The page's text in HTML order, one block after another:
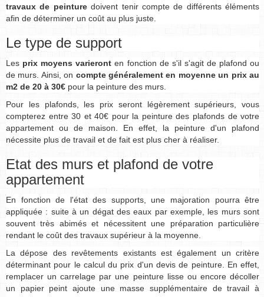
travaux de peinture doivent tenir compte de différents éléments
afin de déterminer un coût au plus juste.
Le type de support
Les prix moyens varieront en fonction de s'il s'agit de plafond ou
de murs. Ainsi, on compte généralement en moyenne un prix au
m2 de 20 à 30€ pour la peinture des murs.
Pour les plafonds, les prix seront légèrement supérieurs, vous
compterez entre 30 et 40€ pour la peinture des plafonds de votre
appartement ou de maison. En effet, la peinture d'un plafond
nécessite plus de travail et de fait est plus cher à réaliser.
Etat des murs et plafond de votre
appartement
En fonction de l'état des supports, une majoration pourra être
appliquée : suite à un dégat des eaux par exemple, les murs sont
souvent très abimés et nécessitent une préparation particulière
rendant le coût des travaux supérieur à la moyenne.
La dépose des revêtements existants est également un critère
déterminant pour le calcul du prix d'un devis de peinture. En effet,
remplacer un carrelage par une peinture lisse ou encore décoller
un papier peint ajoute une masse supplémentaire de travail à